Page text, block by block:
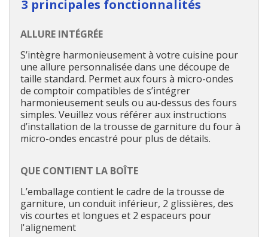
3 principales fonctionnalités
ALLURE INTÉGRÉE
S’intègre harmonieusement à votre cuisine pour
une allure personnalisée dans une découpe de
taille standard. Permet aux fours à micro-ondes
de comptoir compatibles de s’intégrer
harmonieusement seuls ou au-dessus des fours
simples. Veuillez vous référer aux instructions
d’installation de la trousse de garniture du four à
micro-ondes encastré pour plus de détails.
QUE CONTIENT LA BOÎTE
L’emballage contient le cadre de la trousse de
garniture, un conduit inférieur, 2 glissières, des
vis courtes et longues et 2 espaceurs pour
l'alignement